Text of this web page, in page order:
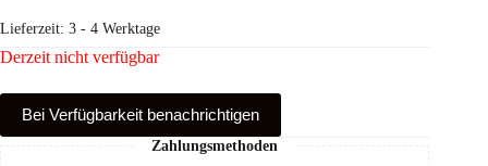
Lieferzeit: 3 - 4 Werktage
Derzeit nicht verfügbar
Bei Verfüg­barkeit benachrichtigen
Zahlungsmethoden